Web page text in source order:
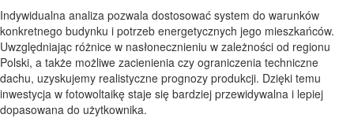
Indywidualna analiza pozwala dostosować system do warunków
konkretnego budynku i potrzeb energetycznych jego mieszkańców.
Uwzględniając różnice w nasłonecznieniu w zależności od regionu
Polski, a także możliwe zacienienia czy ograniczenia techniczne
dachu, uzyskujemy realistyczne prognozy produkcji. Dzięki temu
inwestycja w fotowoltaikę staje się bardziej przewidywalna i lepiej
dopasowana do użytkownika.